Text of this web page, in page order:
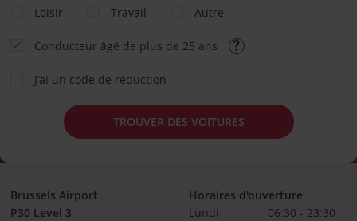
Loisir
Travail Autre
Conducteur âgé de plus de 25 ans
J’ai un code de réduction
TROUVER DES VOITURES
Brussels Airport
P30 Level 3
Horaires d'ouverture
Lundi
06:30 - 23:30